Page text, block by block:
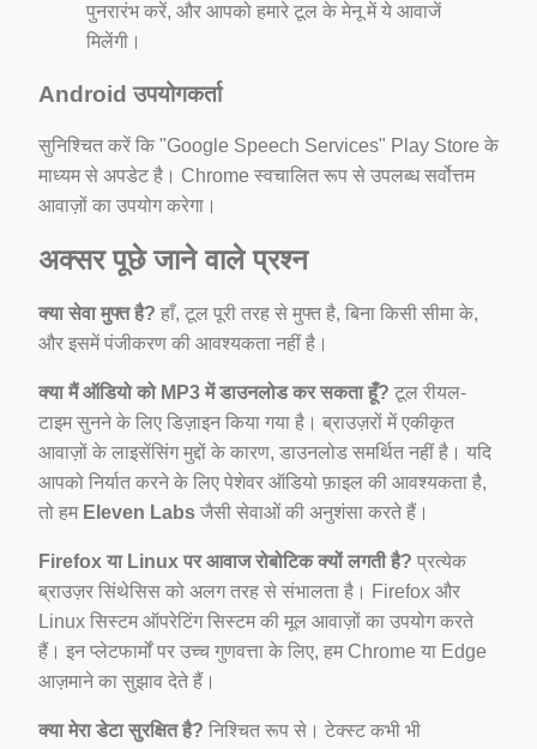
पुनरारंभ करें, और आपको हमारे टूल के मेनू में ये आवाजें
मिलेंगी।
Android उपयोगकर्ता
सुनिश्चित करें कि "Google Speech Services" Play Store के
माध्यम से अपडेट है। Chrome स्वचालित रूप से उपलब्ध सर्वोत्तम
आवाज़ों का उपयोग करेगा।
अक्सर पूछे जाने वाले प्रश्न
क्या सेवा मुफ्त है? हाँ, टूल पूरी तरह से मुफ्त है, बिना किसी सीमा के,
और इसमें पंजीकरण की आवश्यकता नहीं है।
क्या मैं ऑडियो को MP3 में डाउनलोड कर सकता हूँ? टूल रीयल-
टाइम सुनने के लिए डिज़ाइन किया गया है। ब्राउज़रों में एकीकृत
आवाज़ों के लाइसेंसिंग मुद्दों के कारण, डाउनलोड समर्थित नहीं है। यदि
आपको निर्यात करने के लिए पेशेवर ऑडियो फ़ाइल की आवश्यकता है,
तो हम Eleven Labs जैसी सेवाओं की अनुशंसा करते हैं।
Firefox या Linux पर आवाज रोबोटिक क्यों लगती है? प्रत्येक
ब्राउज़र सिंथेसिस को अलग तरह से संभालता है। Firefox और
Linux सिस्टम ऑपरेटिंग सिस्टम की मूल आवाज़ों का उपयोग करते
हैं। इन प्लेटफार्मों पर उच्च गुणवत्ता के लिए, हम Chrome या Edge
आज़माने का सुझाव देते हैं।
क्या मेरा डेटा सुरक्षित है? निश्चित रूप से। टेक्स्ट कभी भी